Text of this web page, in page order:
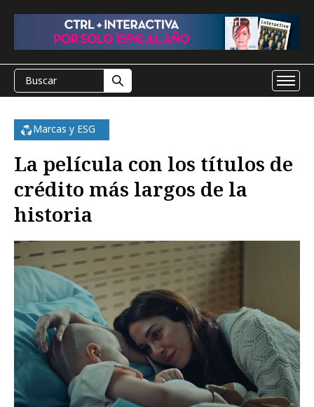
Marcas y ESG
La película con los títulos de
crédito más largos de la
historia